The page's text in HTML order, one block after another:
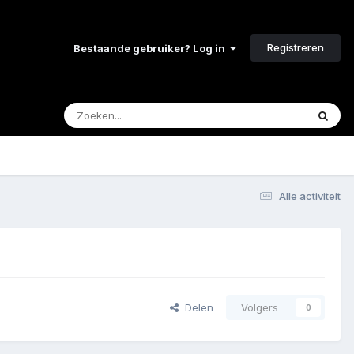
Bestaande gebruiker? Log in Registreren
Alle activiteit
Delen Volgers 0